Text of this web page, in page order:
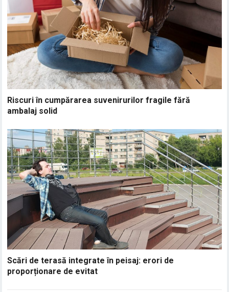
Riscuri în cumpărarea suvenirurilor fragile fără
ambalaj solid
Scări de terasă integrate în peisaj: erori de
proporționare de evitat